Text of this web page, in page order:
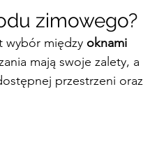
zimowego?
wybór między oknami
mają swoje zalety, a
przestrzeni oraz